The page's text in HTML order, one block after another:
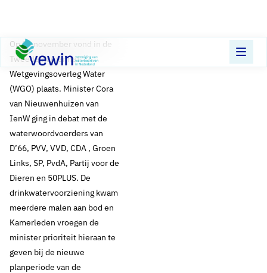
Direct naar content
Terug naar de startpagina
​Op 11 november vond in de
Tweede Kamer het
Wetgevingsoverleg Water
(WGO) plaats. Minister Cora
van Nieuwenhuizen van
IenW ging in debat met de
waterwoordvoerders van
D’66, PVV, VVD, CDA , Groen
Links, SP, PvdA, Partij voor de
Dieren en 50PLUS. De
drinkwatervoorziening kwam
meerdere malen aan bod en
Kamerleden vroegen de
minister prioriteit hieraan te
geven bij de nieuwe
planperiode van de